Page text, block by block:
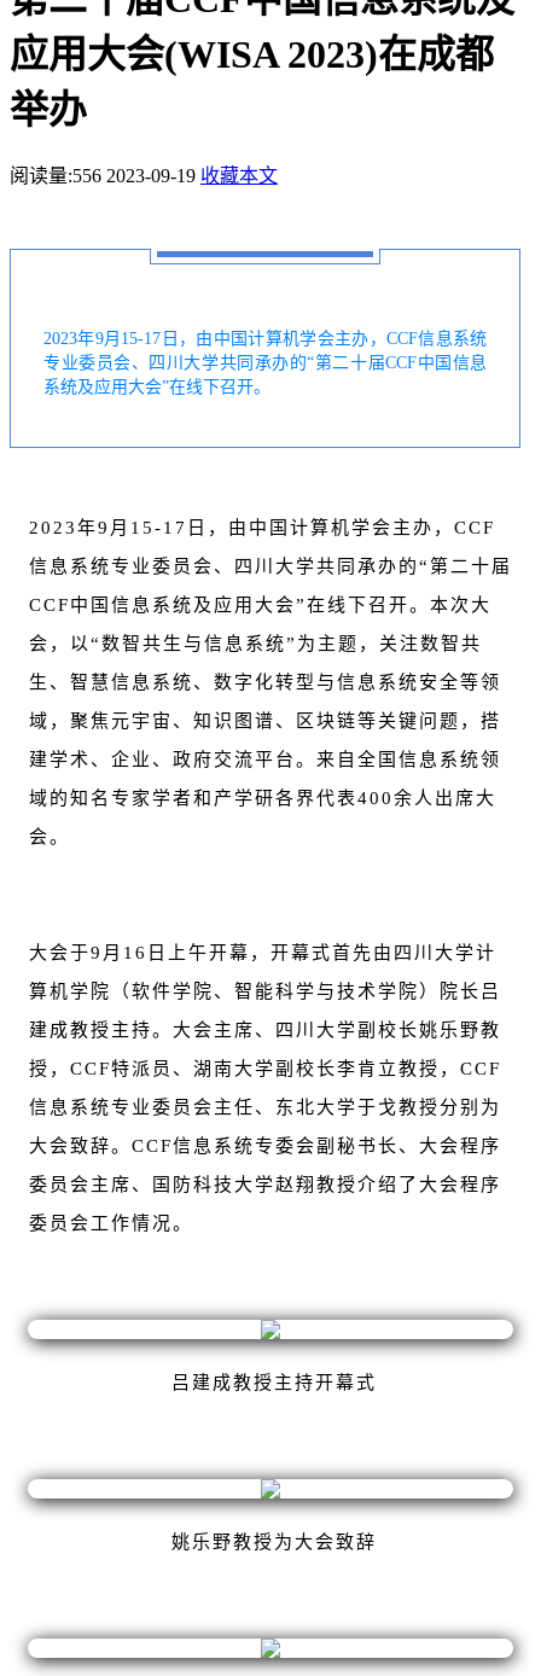
应用大会(WISA 2023)在成都
举办
阅读量:556 2023-09-19 收藏本文
2023年9月15-17日，由中国计算机学会主办，CCF信息系统
专业委员会、四川大学共同承办的“第二十届CCF中国信息
系统及应用大会”在线下召开。
2023年9月15-17日，由中国计算机学会主办，CCF
信息系统专业委员会、四川大学共同承办的“第二十届
CCF中国信息系统及应用大会”在线下召开。本次大
会，以“数智共生与信息系统”为主题，关注数智共
生、智慧信息系统、数字化转型与信息系统安全等领
域，聚焦元宇宙、知识图谱、区块链等关键问题，搭
建学术、企业、政府交流平台。来自全国信息系统领
域的知名专家学者和产学研各界代表400余人出席大
会。
大会于9月16日上午开幕，开幕式首先由四川大学计
算机学院（软件学院、智能科学与技术学院）院长吕
建成教授主持。大会主席、四川大学副校长姚乐野教
授，CCF特派员、湖南大学副校长李肯立教授，CCF
信息系统专业委员会主任、东北大学于戈教授分别为
大会致辞。CCF信息系统专委会副秘书长、大会程序
委员会主席、国防科技大学赵翔教授介绍了大会程序
委员会工作情况。
吕建成教授主持开幕式
姚乐野教授为大会致辞